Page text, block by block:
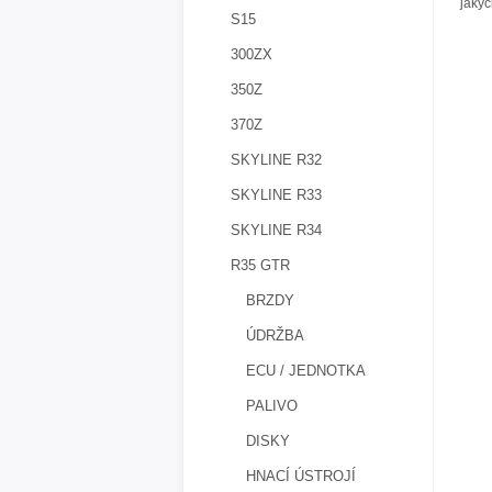
S15
300ZX
350Z
370Z
SKYLINE R32
SKYLINE R33
SKYLINE R34
R35 GTR
BRZDY
ÚDRŽBA
ECU / JEDNOTKA
PALIVO
DISKY
HNACÍ ÚSTROJÍ